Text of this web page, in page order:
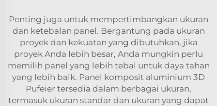
Penting juga untuk mempertimbangkan ukuran
dan ketebalan panel. Bergantung pada ukuran
proyek dan kekuatan yang dibutuhkan, jika
proyek Anda lebih besar, Anda mungkin perlu
memilih panel yang lebih tebal untuk daya tahan
yang lebih baik. Panel komposit aluminium 3D
Pufeier tersedia dalam berbagai ukuran,
termasuk ukuran standar dan ukuran yang dapat